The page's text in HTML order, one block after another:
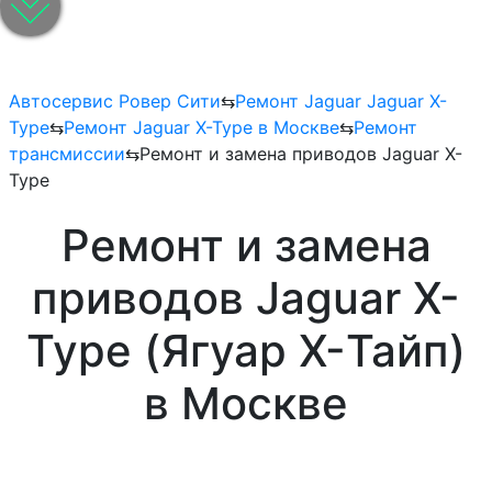
Автосервис Ровер Сити⇆Ремонт Jaguar Jaguar X-
Type⇆Ремонт Jaguar X-Type в Москве⇆Ремонт
трансмиссии⇆Ремонт и замена приводов Jaguar X-
Type
Ремонт и замена
приводов Jaguar X-
Type (Ягуар X-Тайп)
в Москве